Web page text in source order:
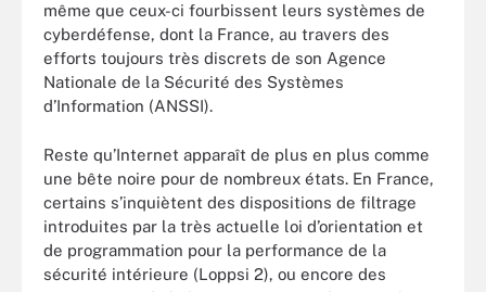
même que ceux-ci fourbissent leurs systèmes de
cyberdéfense, dont la France, au travers des
efforts toujours très discrets de son Agence
Nationale de la Sécurité des Systèmes
d’Information (ANSSI).
Reste qu’Internet apparaît de plus en plus comme
une bête noire pour de nombreux états. En France,
certains s’inquiètent des dispositions de filtrage
introduites par la très actuelle loi d’orientation et
de programmation pour la performance de la
sécurité intérieure (Loppsi 2), ou encore des